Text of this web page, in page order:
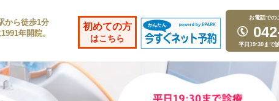
から徒歩1分
年開院。
初めての方
はこちら
お電話での
平日19:30まで